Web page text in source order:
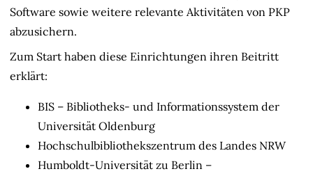
Software sowie weitere relevante Aktivitäten von PKP
abzusichern.
Zum Start haben diese Einrichtungen ihren Beitritt
erklärt:
BIS – Bibliotheks- und Informationssystem der
Universität Oldenburg
Hochschulbibliothekszentrum des Landes NRW
Humboldt-Universität zu Berlin –